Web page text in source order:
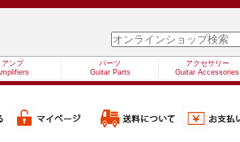
アンプ
パーツ
Guitar Parts
アクセサリー
Guitar Accessories